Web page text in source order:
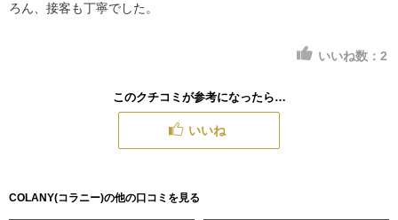
ろん、接客も丁寧でした。
いいね数： 2
このクチコミが参考になったら…
いいね
COLANY(コラニー)の他の口コミを見る